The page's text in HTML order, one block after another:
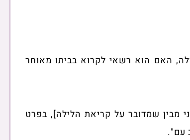
האם הוא רשאי לקרוא בביתו ‏מאוחר
מבין שמדובר על קריאת הלילה], ‏בפרט
עם".‏